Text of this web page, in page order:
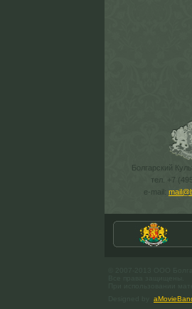
Болгарский
тел. +7
e-mail: